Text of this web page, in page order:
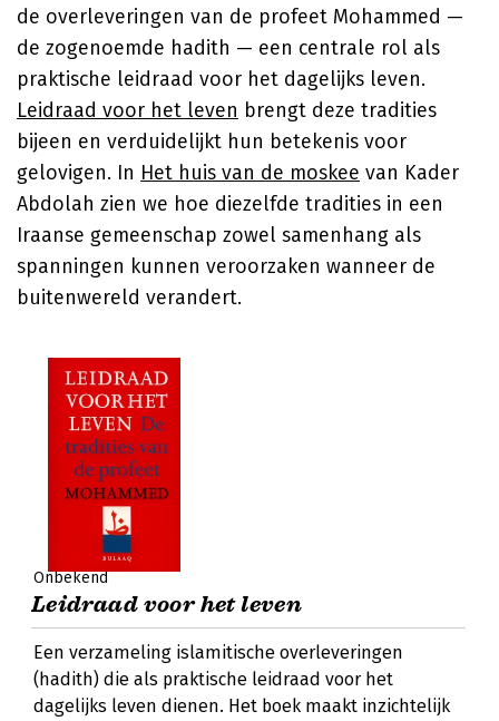
de overleveringen van de profeet Mohammed —
de zogenoemde hadith — een centrale rol als
praktische leidraad voor het dagelijks leven.
Leidraad voor het leven brengt deze tradities
bijeen en verduidelijkt hun betekenis voor
gelovigen. In Het huis van de moskee van Kader
Abdolah zien we hoe diezelfde tradities in een
Iraanse gemeenschap zowel samenhang als
spanningen kunnen veroorzaken wanneer de
buitenwereld verandert.
Onbekend
Leidraad voor het leven
Een verzameling islamitische overleveringen
(hadith) die als praktische leidraad voor het
dagelijks leven dienen. Het boek maakt inzichtelijk